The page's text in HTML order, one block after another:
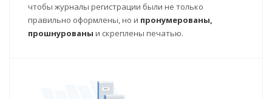
чтобы журналы регистрации были не только
правильно оформлены, но и пронумерованы,
прошнурованы и скреплены печатью.